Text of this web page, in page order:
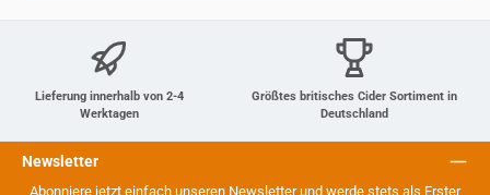
Lieferung innerhalb von 2-4
Werktagen
Größtes britisches Cider Sortiment in
Deutschland
Newsletter
Abonniere jetzt einfach unseren Newsletter und werde stets als Erster